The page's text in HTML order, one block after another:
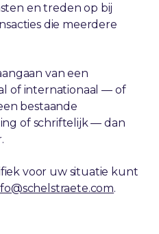
en treden op bij
die meerdere
van een
of internationaal — of
bestaande
of schriftelijk — dan
voor uw situatie kunt
.